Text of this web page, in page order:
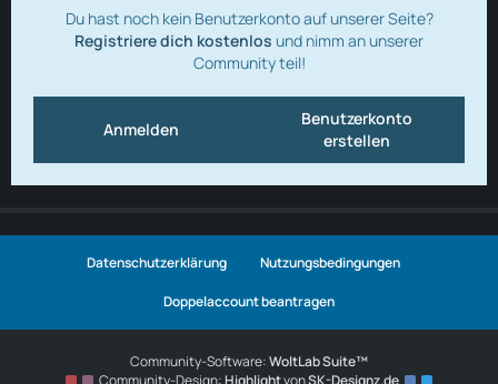
Du hast noch kein Benutzerkonto auf unserer Seite?
Registriere dich kostenlos und nimm an unserer
Community teil!
Benutzerkonto
erstellen
Anmelden
Datenschutzerklärung Nutzungsbedingungen
Doppelaccount beantragen
Community-Software:WoltLab Suite™